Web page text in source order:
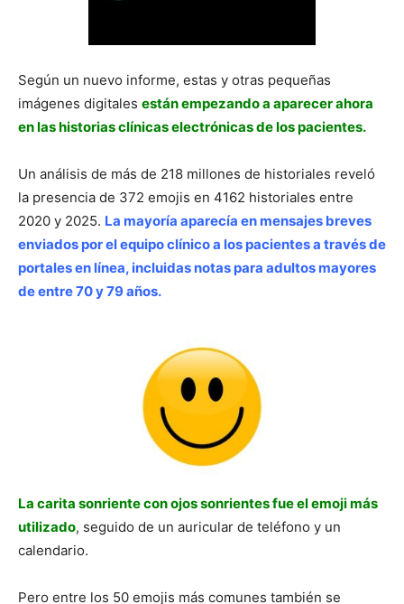
Según un nuevo informe, estas y otras pequeñas
imágenes digitales están empezando a aparecer ahora
en las historias clínicas electrónicas de los pacientes.
Un análisis de más de 218 millones de historiales reveló
la presencia de 372 emojis en 4162 historiales entre
2020 y 2025. La mayoría aparecía en mensajes breves
enviados por el equipo clínico a los pacientes a través de
portales en línea, incluidas notas para adultos mayores
de entre 70 y 79 años.
La carita sonriente con ojos sonrientes fue el emoji más
utilizado, seguido de un auricular de teléfono y un
calendario.
Pero entre los 50 emojis más comunes también se